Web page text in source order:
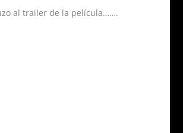
al trailer de la película…….